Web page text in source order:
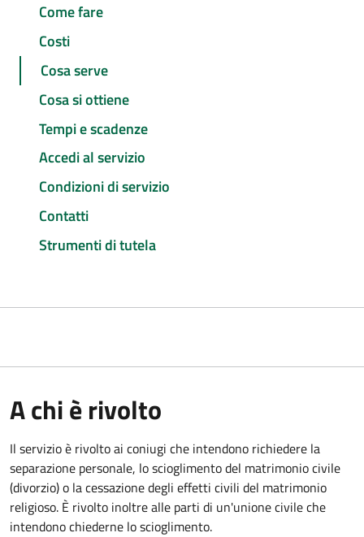
Come fare
Costi
Cosa serve
Cosa si ottiene
Tempi e scadenze
Accedi al servizio
Condizioni di servizio
Contatti
Strumenti di tutela
A chi è rivolto
Il servizio è rivolto ai coniugi che intendono richiedere la
separazione personale, lo scioglimento del matrimonio civile
(divorzio) o la cessazione degli effetti civili del matrimonio
religioso. È rivolto inoltre alle parti di un'unione civile che
intendono chiederne lo scioglimento.